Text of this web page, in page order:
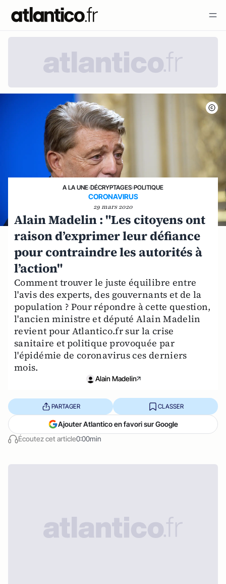
A LA UNE›DÉCRYPTAGES›POLITIQUE
CORONAVIRUS
29 mars 2020
Alain Madelin : "Les citoyens ont
raison d’exprimer leur défiance
pour contraindre les autorités à
l’action"
Comment trouver le juste équilibre entre
l'avis des experts, des gouvernants et de la
population ? Pour répondre à cette question,
l'ancien ministre et député Alain Madelin
revient pour Atlantico.fr sur la crise
sanitaire et politique provoquée par
l'épidémie de coronavirus ces derniers
mois.
Alain Madelin
Écoutez cet article0:00min
PARTAGER CLASSER
Ajouter Atlantico en favori sur Google